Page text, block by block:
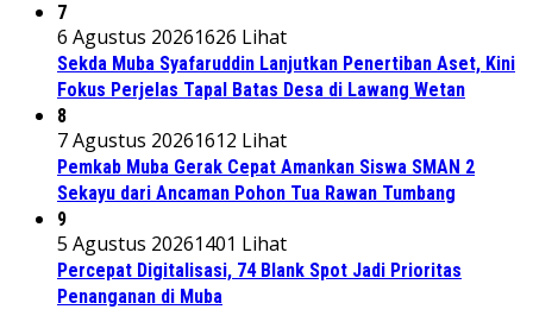
7
6 Agustus 20261626 Lihat
Sekda Muba Syafaruddin Lanjutkan Penertiban Aset, Kini
Fokus Perjelas Tapal Batas Desa di Lawang Wetan
8
7 Agustus 20261612 Lihat
Pemkab Muba Gerak Cepat Amankan Siswa SMAN 2
Sekayu dari Ancaman Pohon Tua Rawan Tumbang
9
5 Agustus 20261401 Lihat
Percepat Digitalisasi, 74 Blank Spot Jadi Prioritas
Penanganan di Muba